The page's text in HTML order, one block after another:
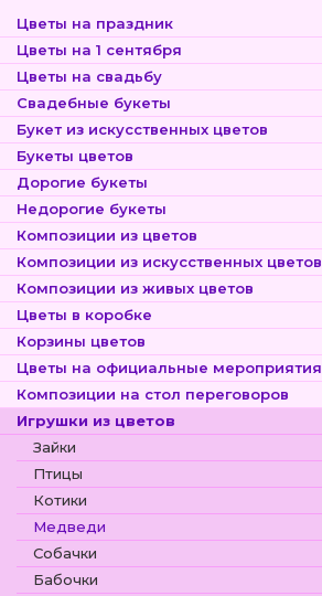
Цветы на праздник
Цветы на 1 сентября
Цветы на свадьбу
Свадебные букеты
Букет из искусственных цветов
Букеты цветов
Дорогие букеты
Недорогие букеты
Композиции из цветов
Композиции из искусственных цветов
Композиции из живых цветов
Цветы в коробке
Корзины цветов
Цветы на официальные мероприятия
Композиции на стол переговоров
Игрушки из цветов
Зайки
Птицы
Котики
Медведи
Собачки
Бабочки